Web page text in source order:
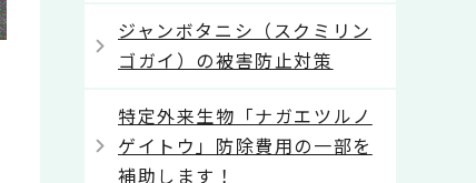
ジャンボタニシ（スクミリン
ゴガイ）の被害防止対策
特定外来生物「ナガエツルノ
ゲイトウ」防除費用の一部を
補助します！